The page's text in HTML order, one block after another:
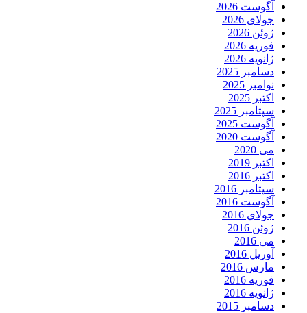
آگوست 2026
جولای 2026
ژوئن 2026
فوریه 2026
ژانویه 2026
دسامبر 2025
نوامبر 2025
اکتبر 2025
سپتامبر 2025
آگوست 2025
آگوست 2020
می 2020
اکتبر 2019
اکتبر 2016
سپتامبر 2016
آگوست 2016
جولای 2016
ژوئن 2016
می 2016
آوریل 2016
مارس 2016
فوریه 2016
ژانویه 2016
دسامبر 2015